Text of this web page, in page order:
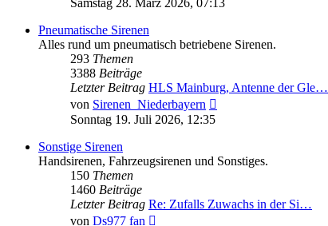
Samstag 28. März 2026, 07:13
Pneumatische Sirenen
Alles rund um pneumatisch betriebene Sirenen.
293 Themen
3388 Beiträge
Letzter Beitrag HLS Mainburg, Antenne der Gle…
von Sirenen_Niederbayern
Sonntag 19. Juli 2026, 12:35
Sonstige Sirenen
Handsirenen, Fahrzeugsirenen und Sonstiges.
150 Themen
1460 Beiträge
Letzter Beitrag Re: Zufalls Zuwachs in der Si…
von Ds977 fan